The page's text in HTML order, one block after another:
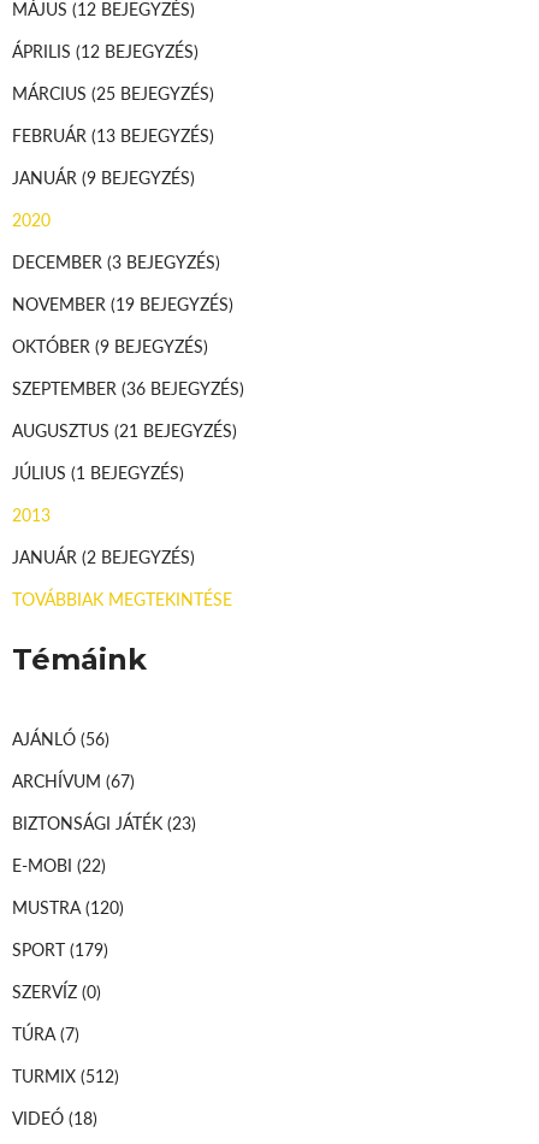
MÁJUS (12 BEJEGYZÉS)
ÁPRILIS (12 BEJEGYZÉS)
MÁRCIUS (25 BEJEGYZÉS)
FEBRUÁR (13 BEJEGYZÉS)
JANUÁR (9 BEJEGYZÉS)
2020
DECEMBER (3 BEJEGYZÉS)
NOVEMBER (19 BEJEGYZÉS)
OKTÓBER (9 BEJEGYZÉS)
SZEPTEMBER (36 BEJEGYZÉS)
AUGUSZTUS (21 BEJEGYZÉS)
JÚLIUS (1 BEJEGYZÉS)
2013
JANUÁR (2 BEJEGYZÉS)
TOVÁBBIAK MEGTEKINTÉSE
Témáink
AJÁNLÓ (56)
ARCHÍVUM (67)
BIZTONSÁGI JÁTÉK (23)
E-MOBI (22)
MUSTRA(120)
SPORT (179)
SZERVÍZ (0)
TÚRA(7)
TURMIX (512)
VIDEÓ (18)